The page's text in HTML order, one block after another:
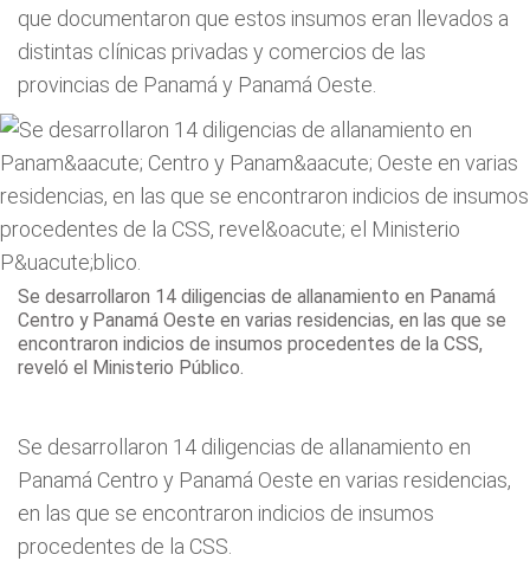
que documentaron que estos insumos eran llevados a
distintas clínicas privadas y comercios de las
provincias de Panamá y Panamá Oeste.
Se desarrollaron 14 diligencias de allanamiento en Panamá
Centro y Panamá Oeste en varias residencias, en las que se
encontraron indicios de insumos procedentes de la CSS,
reveló el Ministerio Público.
Se desarrollaron 14 diligencias de allanamiento en
Panamá Centro y Panamá Oeste en varias residencias,
en las que se encontraron indicios de insumos
procedentes de la CSS.